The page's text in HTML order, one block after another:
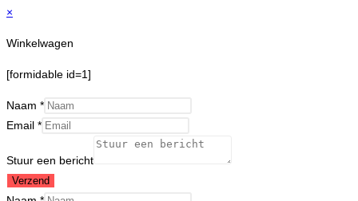
×
Winkelwagen
[formidable id=1]
Naam *
Email *
Stuur een bericht
Verzend